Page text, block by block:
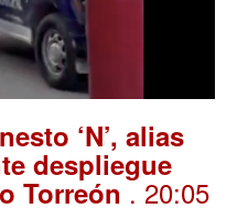
‘N’, alias
despliegue
Torreón. 20:05